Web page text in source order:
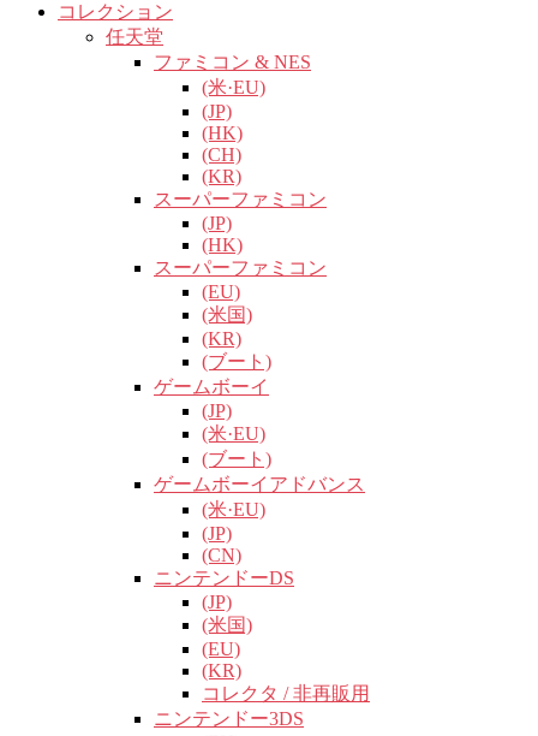
コレクション
任天堂
ファミコン & NES
(米·EU)
(JP)
(HK)
(CH)
(KR)
スーパーファミコン
(JP)
(HK)
スーパーファミコン
(EU)
(米国)
(KR)
(ブート)
ゲームボーイ
(JP)
(米·EU)
(ブート)
ゲームボーイアドバンス
(米·EU)
(JP)
(CN)
ニンテンドーDS
(JP)
(米国)
(EU)
(KR)
コレクタ / 非再販用
ニンテンドー3DS